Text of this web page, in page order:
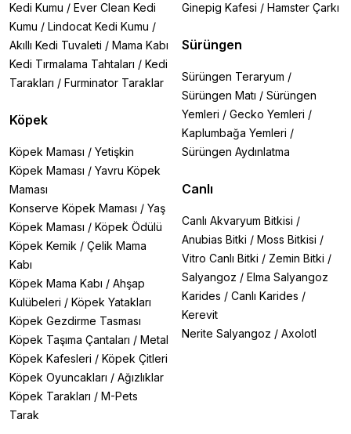
Kedi Kumu / Ever Clean Kedi
Kumu / Lindocat Kedi Kumu /
Akıllı Kedi Tuvaleti / Mama Kabı
Kedi Tırmalama Tahtaları / Kedi
Tarakları / Furminator Taraklar
Köpek
Köpek Maması / Yetişkin
Köpek Maması / Yavru Köpek
Maması
Konserve Köpek Maması / Yaş
Köpek Maması / Köpek Ödülü
Köpek Kemik / Çelik Mama
Kabı
Köpek Mama Kabı / Ahşap
Kulübeleri / Köpek Yatakları
Köpek Gezdirme Tasması
Köpek Taşıma Çantaları / Metal
Köpek Kafesleri / Köpek Çitleri
Köpek Oyuncakları / Ağızlıklar
Köpek Tarakları / M-Pets
Tarak
Ginepig Kafesi / Hamster Çarkı
Sürüngen
Sürüngen Teraryum /
Sürüngen Matı / Sürüngen
Yemleri / Gecko Yemleri /
Kaplumbağa Yemleri /
Sürüngen Aydınlatma
Canlı
Canlı Akvaryum Bitkisi /
Anubias Bitki / Moss Bitkisi /
Vitro Canlı Bitki / Zemin Bitki /
Salyangoz / Elma Salyangoz
Karides / Canlı Karides /
Kerevit
Nerite Salyangoz / Axolotl